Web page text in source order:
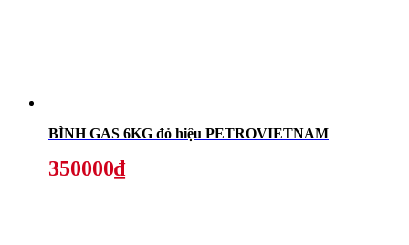
BÌNH GAS 6KG đỏ hiệu PETROVIETNAM
350000₫